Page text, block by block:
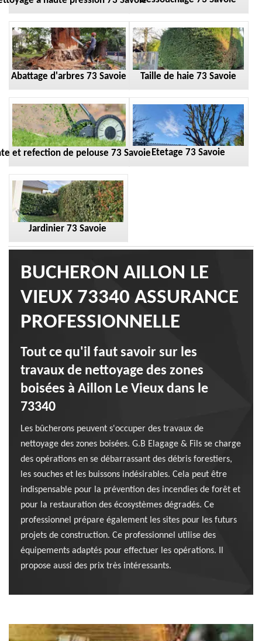
Abattage d'arbres 73 Savoie Taille de haie 73 Savoie
et refection de pelouse 73 Savoie Etetage 73 Savoie
Jardinier 73 Savoie
BUCHERON AILLON LE
VIEUX 73340 ASSURANCE
PROFESSIONNELLE
Tout ce qu'il faut savoir sur les
travaux de nettoyage des zones
boisées à Aillon Le Vieux dans le
73340
Les bûcherons peuvent s'occuper des travaux de
nettoyage des zones boisées. G.B Elagage & Fils se charge
des opérations en se débarrassant des débris forestiers,
les souches et les buissons indésirables. Cela peut être
indispensable pour la prévention des incendies de forêt et
pour la restauration des écosystèmes dégradés. Ce
professionnel prépare également les sites pour les futurs
projets de construction. Ce professionnel utilise des
équipements adaptés pour effectuer les opérations. Il
propose aussi des prix très intéressants.